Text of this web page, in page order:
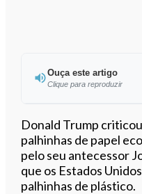
Ouça este artigo
Clique para reproduzir
Ouvir
Donald Trump
palhinhas de papel
pelo seu antecessor
que os Estados
palhinhas de plástico.